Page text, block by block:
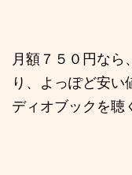
月額７５０円なら
り、よっぽど安
ディオブックを聴